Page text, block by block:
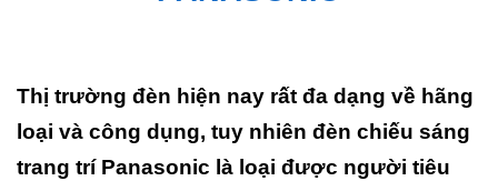
Thị trường đèn hiện nay rất đa dạng về hãng
loại và công dụng, tuy nhiên đèn chiếu sáng
trang trí Panasonic là loại được người tiêu